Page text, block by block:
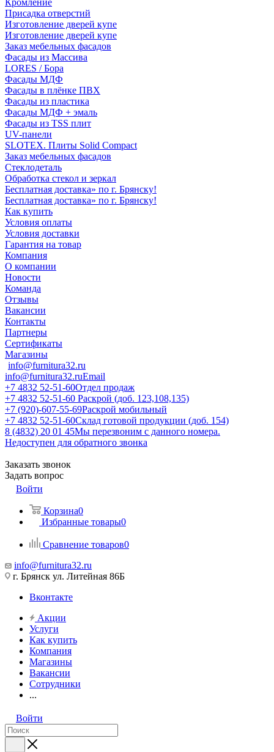
Кромление
Присадка отверстий
Изготовление дверей купе
Изготовление дверей купе
Заказ мебельных фасадов
Фасады из Массива
LORES / Бора
Фасады МДФ
Фасады в плёнке ПВХ
Фасады из пластика
Фасады МДФ + эмаль
Фасады из TSS плит
UV-панели
SLOTEX. Плиты Solid Compact
Заказ мебельных фасадов
Стеклодеталь
Обработка стекол и зеркал
Бесплатная доставка» по г. Брянску!
Бесплатная доставка» по г. Брянску!
Как купить
Условия оплаты
Условия доставки
Гарантия на товар
Компания
О компании
Новости
Команда
Отзывы
Вакансии
Контакты
Партнеры
Сертификаты
Магазины
info@furnitura32.ru
info@furnitura32.ruEmail
+7 4832 52-51-60Отдел продаж
+7 4832 52-51-60 Раскрой (доб. 123,108,135)
+7 (920)-607-55-69Раскрой мобильный
+7 4832 52-51-60Склад готовой продукции (доб. 154)
8 (4832) 20 01 45Мы перезвоним с данного номера.
Недоступен для обратного звонка
Заказать звонок
Задать вопрос
Войти
Корзина0
Избранные товары0
Сравнение товаров0
info@furnitura32.ru
г. Брянск ул. Литейная 86Б
Вконтакте
Акции
Услуги
Как купить
Компания
Магазины
Вакансии
Сотрудники
...
Войти